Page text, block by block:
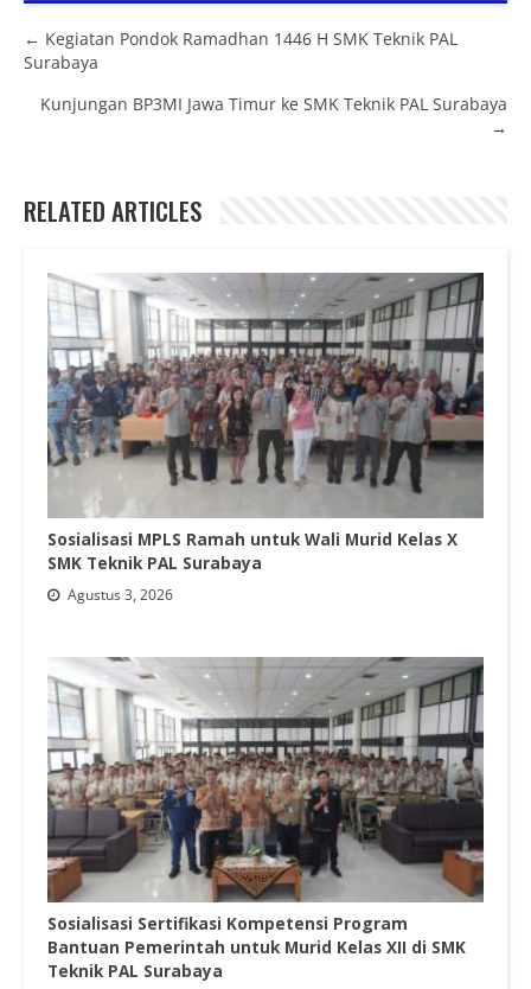
Posts navigation
← Kegiatan Pondok Ramadhan 1446 H SMK Teknik PAL
Surabaya
Kunjungan BP3MI Jawa Timur ke SMK Teknik PAL Surabaya
→
RELATED ARTICLES
Sosialisasi MPLS Ramah untuk Wali Murid Kelas X
SMK Teknik PAL Surabaya
Agustus 3, 2026
Sosialisasi Sertifikasi Kompetensi Program
Bantuan Pemerintah untuk Murid Kelas XII di SMK
Teknik PAL Surabaya